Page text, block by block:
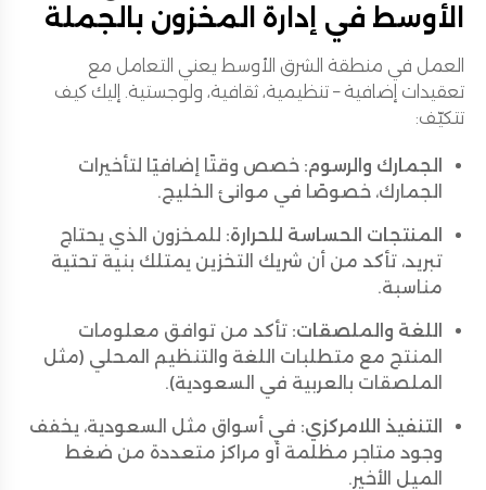
الأوسط في إدارة المخزون بالجملة
العمل في منطقة الشرق الأوسط يعني التعامل مع
تعقيدات إضافية – تنظيمية، ثقافية، ولوجستية. إليك كيف
تتكيّف:
الجمارك والرسوم: خصص وقتًا إضافيًا لتأخيرات
الجمارك، خصوصًا في موانئ الخليج.
المنتجات الحساسة للحرارة: للمخزون الذي يحتاج
تبريد، تأكد من أن شريك التخزين يمتلك بنية تحتية
مناسبة.
اللغة والملصقات: تأكد من توافق معلومات
المنتج مع متطلبات اللغة والتنظيم المحلي (مثل
الملصقات بالعربية في السعودية).
التنفيذ اللامركزي: في أسواق مثل السعودية، يخفف
وجود متاجر مظلمة أو مراكز متعددة من ضغط
الميل الأخير.